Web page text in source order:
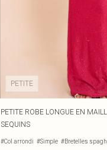
PETITE
PETITE ROBE LONGUE EN
SEQUINS
#Col arrondi #Simple #Bretelles